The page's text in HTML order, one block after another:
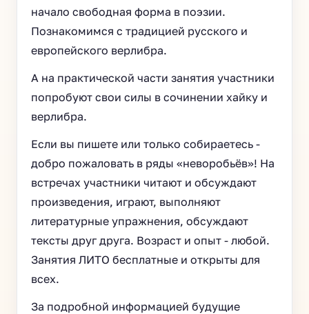
начало свободная форма в поэзии.
Познакомимся с традицией русского и
европейского верлибра.
А на практической части занятия участники
попробуют свои силы в сочинении хайку и
верлибра.
Если вы пишете или только собираетесь -
добро пожаловать в ряды «неворобьёв»! На
встречах участники читают и обсуждают
произведения, играют, выполняют
литературные упражнения, обсуждают
тексты друг друга. Возраст и опыт - любой.
Занятия ЛИТО бесплатные и открыты для
всех.
За подробной информацией будущие